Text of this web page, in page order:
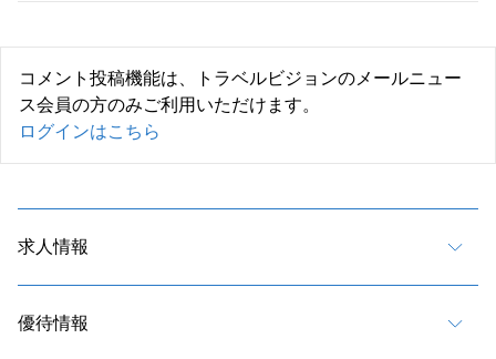
コメント投稿機能は、トラベルビジョンのメールニュー
ス会員の方のみご利用いただけます。
ログインはこちら
求人情報
優待情報